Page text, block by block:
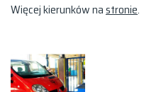
Więcej kierunków nastronie.